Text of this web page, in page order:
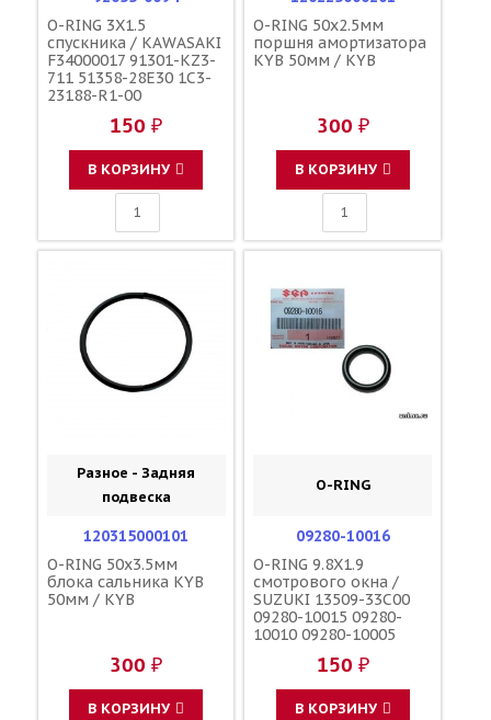
O-RING 3X1.5
спускника / KAWASAKI
F34000017 91301-KZ3-
711 51358-28E30 1C3-
23188-R1-00
150 ₽
В КОРЗИНУ
O-RING 50x2.5мм
поршня амортизатора
KYB 50мм / KYB
300 ₽
В КОРЗИНУ
Разное - Задняя
подвеска
120315000101
O-RING 50x3.5мм
блока сальника KYB
50мм / KYB
300 ₽
В КОРЗИНУ
O-RING
09280-10016
O-RING 9.8X1.9
смотрового окна /
SUZUKI 13509-33C00
09280-10015 09280-
10010 09280-10005
150 ₽
В КОРЗИНУ